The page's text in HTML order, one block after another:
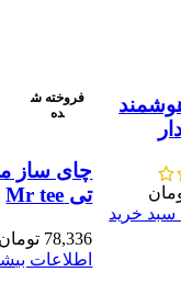
صفحه
محصول
شوند
سبد خرید
فروخته ش
ده
چای ساز
تی Mr tee
78,336 تومان
اطلاعات